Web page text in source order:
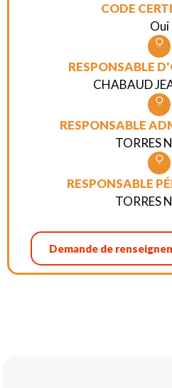
CODE
Oui
RESPONSABLE
CHABAUD
RESPONSABLE
TORRES
RESPONSABLE
TORRES
Demande de